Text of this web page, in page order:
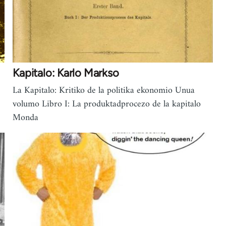
Kapitalo: Karlo Markso
La Kapitalo: Kritiko de la politika ekonomio Unua
volumo Libro I: La produktadprocezo de la kapitalo
Monda